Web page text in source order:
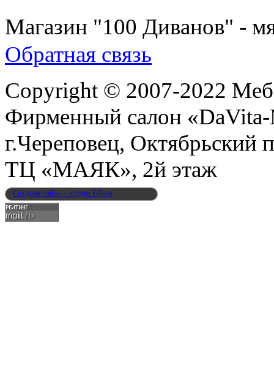
Магазин "100 Диванов" -
Обратная связь
Copyright © 2007-2022
Фирменный салон
г.Череповец, Октябрьский
ТЦ «МАЯК», 2й этаж
Создание сайта — студия Edison